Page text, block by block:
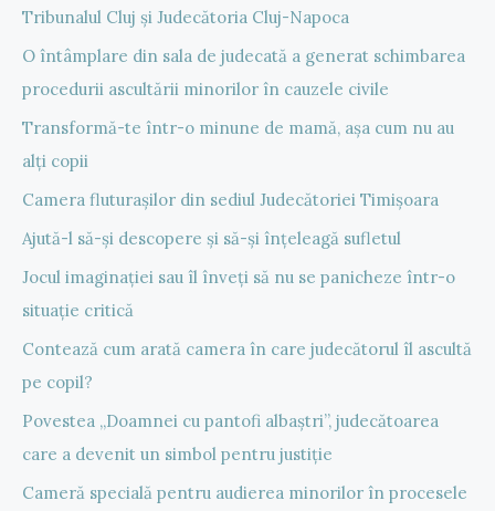
Tribunalul Cluj și Judecătoria Cluj-Napoca
O întâmplare din sala de judecată a generat schimbarea
procedurii ascultării minorilor în cauzele civile
Transformă-te într-o minune de mamă, așa cum nu au
alți copii
Camera fluturașilor din sediul Judecătoriei Timișoara
Ajută-l să-și descopere și să-și înțeleagă sufletul
Jocul imaginației sau îl înveți să nu se panicheze într-o
situație critică
Contează cum arată camera în care judecătorul îl ascultă
pe copil?
Povestea „Doamnei cu pantofi albaștri”, judecătoarea
care a devenit un simbol pentru justiție
Cameră specială pentru audierea minorilor în procesele